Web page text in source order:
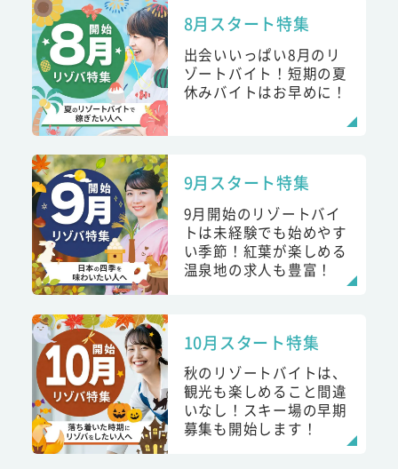
8月スタート特集
出会いいっぱい8月のリ
ゾートバイト！短期の夏
休みバイトはお早めに！
9月スタート特集
9月開始のリゾートバイ
トは未経験でも始めやす
い季節！紅葉が楽しめる
温泉地の求人も豊富！
10月スタート特集
秋のリゾートバイトは、
観光も楽しめること間違
いなし！スキー場の早期
募集も開始します！